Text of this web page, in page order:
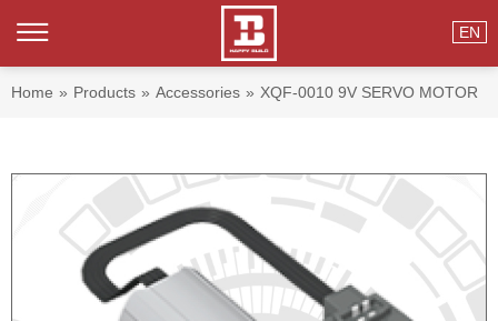
EN
Home » Products » Accessories » XQF-0010 9V SERVO MOTOR